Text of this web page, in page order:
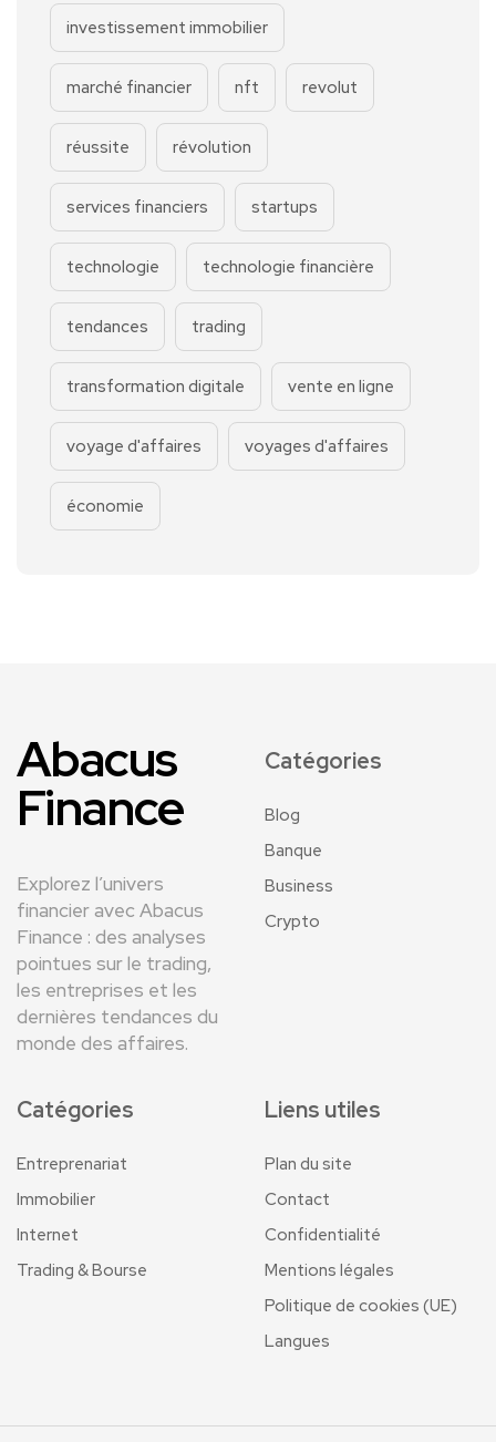
investissement immobilier
marché financier nft revolut
réussite révolution
services financiers startups
technologie technologie financière
tendances trading
transformation digitale vente en ligne
voyage d'affaires voyages d'affaires
économie
Abacus
Finance
Explorez l’univers
financier avec Abacus
Finance : des analyses
pointues sur le trading,
les entreprises et les
dernières tendances du
monde des affaires.
Catégories
Blog
Banque
Business
Crypto
Catégories
Entreprenariat
Immobilier
Internet
Trading & Bourse
Liens utiles
Plan du site
Contact
Confidentialité
Mentions légales
Politique de cookies (UE)
Langues